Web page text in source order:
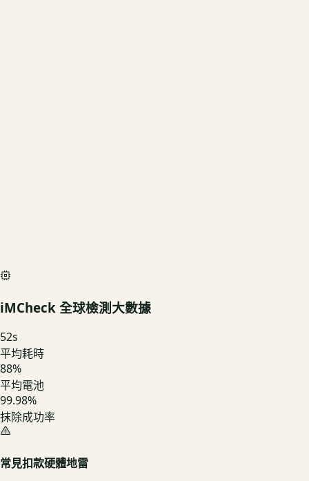
iMCheck 全球檢測大數據
52s
平均耗時
88%
平均電池
99.98%
抹除成功率
常見扣款硬體地雷